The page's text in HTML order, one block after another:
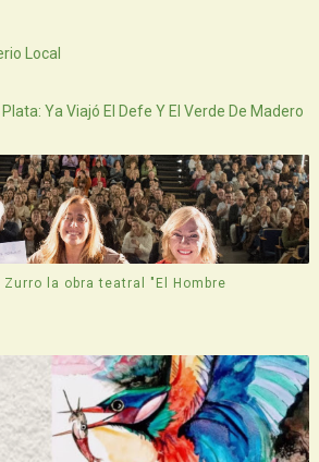
Local
Plata: Ya Viajó El Defe Y El Verde De Madero
la obra teatral "El Hombre